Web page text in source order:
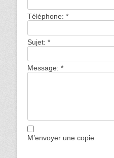
Téléphone: *
Sujet: *
Message: *
M’envoyer une copie